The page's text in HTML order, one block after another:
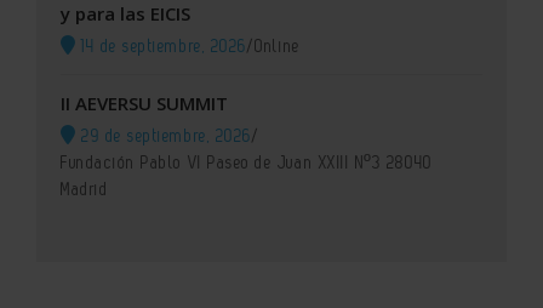
y para las EICIS
14 de septiembre, 2026/Online
II AEVERSU SUMMIT
29 de septiembre, 2026/
Fundación Pablo VI Paseo de Juan XXIII Nº3 28040
Madrid